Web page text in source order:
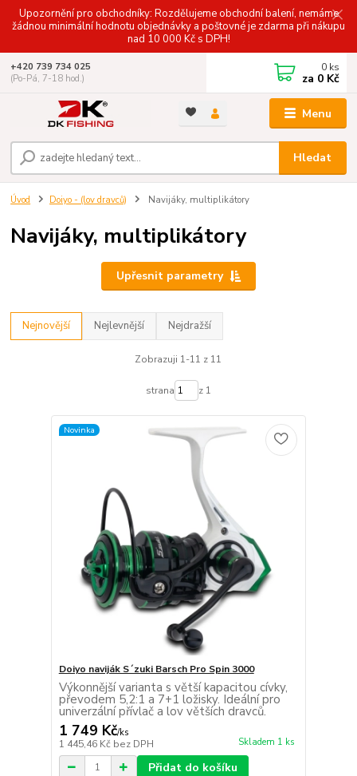
Upozornění pro obchodníky: Rozdělujeme obchodní balení, nemáme
žádnou minimální hodnotu objednávky a poštovné je zdarma při nákupu
nad 10 000 Kč s DPH!
Menu
Hledat
+420 739 734 025
(Po-Pá, 7-18 hod.)
0 ks
za 0 Kč
Úvod Doiyo - (lov dravců) Navijáky, multiplikátory
Navijáky, multiplikátory
Upřesnit parametry
Nejnovější Nejlevnější Nejdražší
Zobrazuji 1-11 z 11
strana z 1
Novinka
Doiyo naviják S´zuki Barsch Pro Spin 3000
Výkonnější varianta s větší kapacitou cívky,
převodem 5,2:1 a 7+1 ložisky. Ideální pro
univerzální přívlač a lov větších dravců.
1 749 Kč/ks
1 445,46 Kč bez DPH Skladem 1 ks
Přidat do košíku